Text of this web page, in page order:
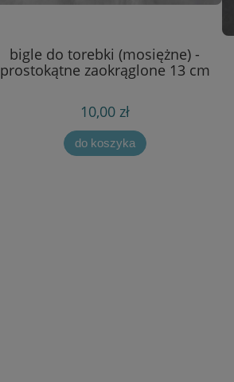
bigle do torebki (mosiężne) -
prostokątne zaokrąglone 13 cm
10,00 zł
do koszyka